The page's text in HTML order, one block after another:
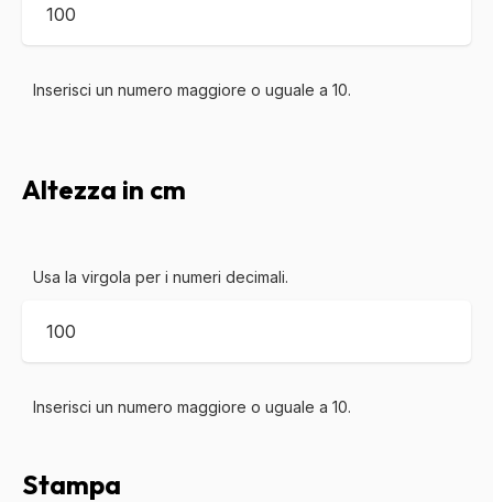
Inserisci un numero maggiore o uguale a 10.
Altezza in cm
Usa la virgola per i numeri decimali.
Inserisci un numero maggiore o uguale a 10.
Stampa